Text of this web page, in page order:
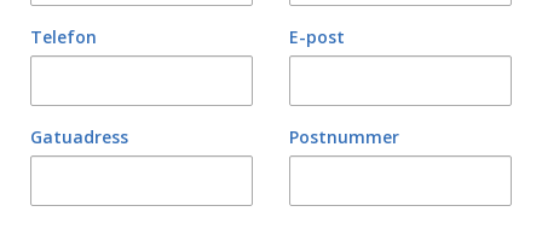
Telefon E-post
Gatuadress Postnummer